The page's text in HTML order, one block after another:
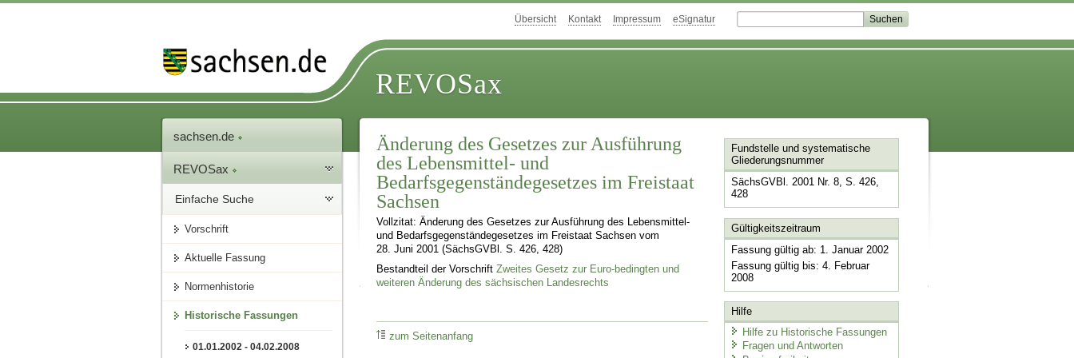
Übersicht Kontakt Impressum eSignatur
REVOSax
sachsen.de
REVOSax
Einfache Suche
Vorschrift
Aktuelle Fassung
Normenhistorie
Historische Fassungen
01.01.2002 - 04.02.2008
Änderung des Gesetzes zur Ausführung
des Lebensmittel- und
Bedarfsgegenständegesetzes im Freistaat
Sachsen
Vollzitat: Änderung des Gesetzes zur Ausführung des Lebensmittel-
und Bedarfsgegenständegesetzes im Freistaat Sachsen vom
28. Juni 2001 (SächsGVBl. S. 426, 428)
Bestandteil der VorschriftZweites Gesetz zur Euro-bedingten und
weiteren Änderung des sächsischen Landesrechts
zum Seitenanfang
Fundstelle und systematische
Gliederungsnummer
SächsGVBl. 2001 Nr. 8, S. 426,
428
Gültigkeitszeitraum
Fassung gültig ab: 1. Januar 2002
Fassung gültig bis: 4. Februar
2008
Hilfe
Hilfe zu Historische Fassungen
Fragen und Antworten